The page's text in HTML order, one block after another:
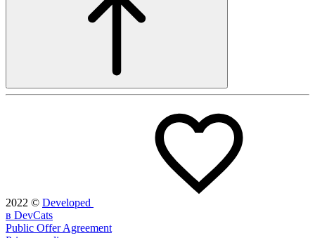
2022 © Developed
в DevCats
Public Offer Agreement